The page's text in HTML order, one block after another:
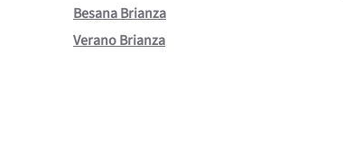
Besana Brianza
Verano Brianza